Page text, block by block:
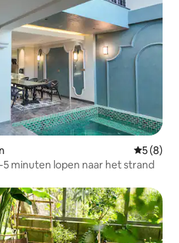
5 (8)
minuten lopen naar het strand